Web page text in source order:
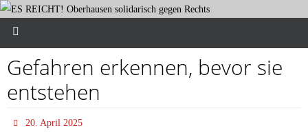
Gefah­ren erken­nen, bevor sie
entstehen
20. April 2025